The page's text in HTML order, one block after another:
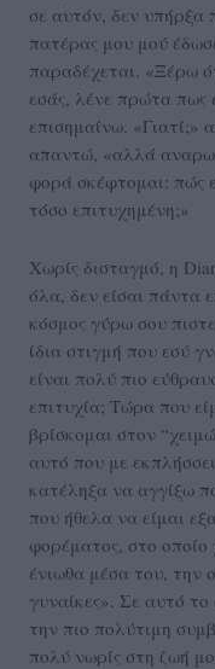
σε αυτόν, δεν υπήρξα
πατέρας μου μού
παραδέχεται. «Ξέρω
εσάς, λένε πρώτα πως
επισημαίνω. «Γιατί;»
απαντώ, «αλλά
φορά σκέφτομαι: πώς
τόσο επιτυχημένη;»
Χωρίς δισταγμό, η
όλα, δεν είσαι πάντα
κόσμος γύρω σου
ίδια στιγμή που εσύ
είναι πολύ πιο
επιτυχία; Τώρα που
βρίσκομαι στον
αυτό που με
κατέληξα να αγγίξω
που ήθελα να είμαι
φορέματος, στο
ένιωθα μέσα του, την
γυναίκες». Σε αυτό το
την πιο πολύτιμη
πολύ νωρίς στη ζωή